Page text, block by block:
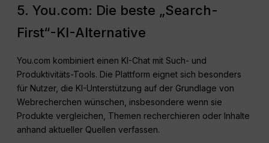
5. You.com: Die beste „Search-
First“-KI-Alternative
You.com kombiniert einen KI-Chat mit Such- und
Produktivitäts-Tools. Die Plattform eignet sich besonders
für Nutzer, die KI-Unterstützung auf der Grundlage von
Webrecherchen wünschen, insbesondere wenn sie
Produkte vergleichen, Themen recherchieren oder Inhalte
anhand aktueller Quellen verfassen.